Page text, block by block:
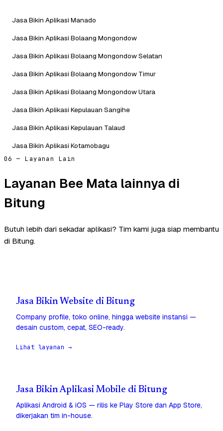
Jasa Bikin Aplikasi Manado
Jasa Bikin Aplikasi Bolaang Mongondow
Jasa Bikin Aplikasi Bolaang Mongondow Selatan
Jasa Bikin Aplikasi Bolaang Mongondow Timur
Jasa Bikin Aplikasi Bolaang Mongondow Utara
Jasa Bikin Aplikasi Kepulauan Sangihe
Jasa Bikin Aplikasi Kepulauan Talaud
Jasa Bikin Aplikasi Kotamobagu
06 — Layanan Lain
Layanan Bee Mata lainnya di
Bitung
Butuh lebih dari sekadar aplikasi? Tim kami juga siap membantu
di Bitung.
Jasa Bikin Website di Bitung
Company profile, toko online, hingga website instansi —
desain custom, cepat, SEO-ready.
Lihat layanan →
Jasa Bikin Aplikasi Mobile di Bitung
Aplikasi Android & iOS — rilis ke Play Store dan App Store,
dikerjakan tim in-house.